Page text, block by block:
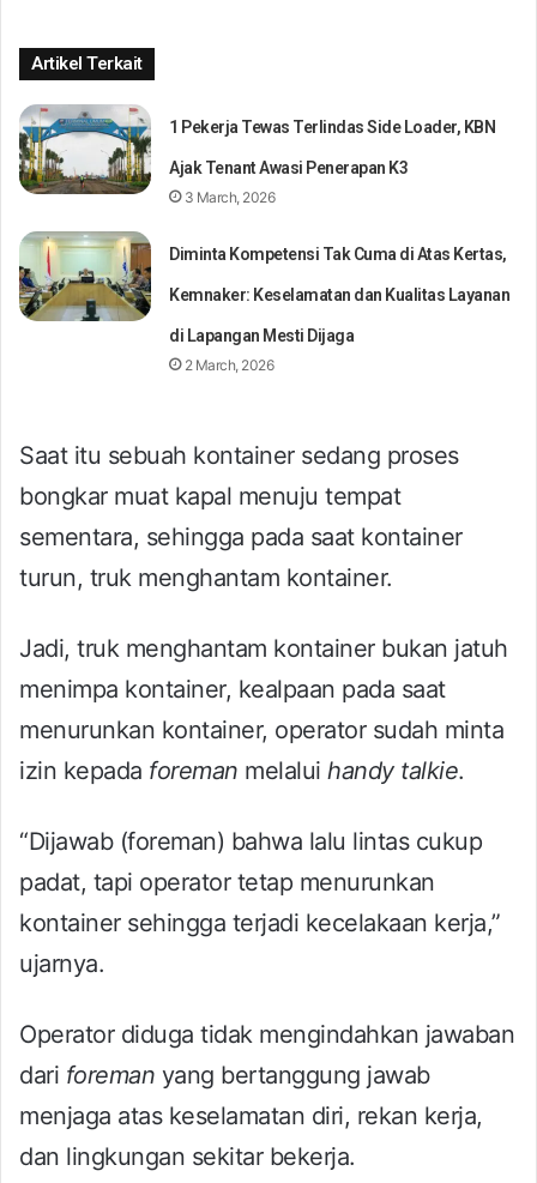
Artikel Terkait
1 Pekerja Tewas Terlindas Side Loader, KBN
Ajak Tenant Awasi Penerapan K3
3 March, 2026
Diminta Kompetensi Tak Cuma di Atas Kertas,
Kemnaker: Keselamatan dan Kualitas Layanan
di Lapangan Mesti Dijaga
2 March, 2026
Saat itu sebuah kontainer sedang proses
bongkar muat kapal menuju tempat
sementara, sehingga pada saat kontainer
turun, truk menghantam kontainer.
Jadi, truk menghantam kontainer bukan jatuh
menimpa kontainer, kealpaan pada saat
menurunkan kontainer, operator sudah minta
izin kepada foreman melalui handy talkie.
“Dijawab (foreman) bahwa lalu lintas cukup
padat, tapi operator tetap menurunkan
kontainer sehingga terjadi kecelakaan kerja,”
ujarnya.
Operator diduga tidak mengindahkan jawaban
dari foreman yang bertanggung jawab
menjaga atas keselamatan diri, rekan kerja,
dan lingkungan sekitar bekerja.